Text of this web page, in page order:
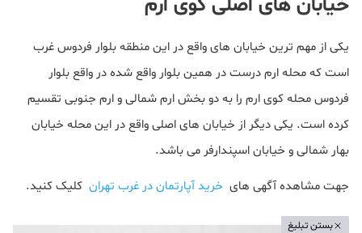
خیابان های اصلی کوی ارم
یکی از مهم ترین خیابان های واقع در این منطقه بلوار فردوس غرب
است که محله ارم درست در همین بلوار واقع شده در واقع بلوار
فردوس محله کوی ارم را به دو بخش ارم شمالی و ارم جنوبی تقسیم
کرده است. یکی دیگر از خیابان های اصلی واقع در این محله خیابان
بهار شمالی و خیابان اسپندارفر می باشد.
جهت مشاهده آگهی های خرید آپارتمان در غرب تهران کلیک کنید.
بستن تبلیغ